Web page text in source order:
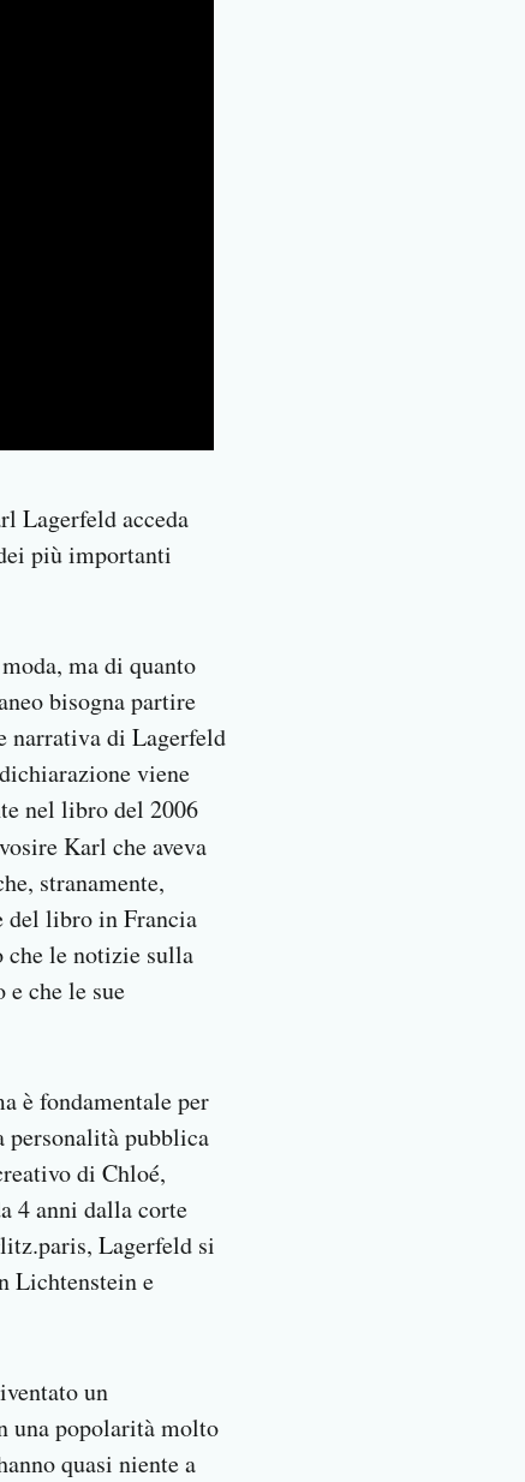
Lagerfeld acceda
più importanti
ma di quanto
bisogna partire
narrativa di Lagerfeld
viene
nel libro del 2006
Karl che aveva
stranamente,
del libro in Francia
che le notizie sulla
che le sue
è fondamentale per
personalità pubblica
di Chloé,
4 anni dalla corte
Lagerfeld si
Lichtenstein e
un
una popolarità molto
quasi niente a